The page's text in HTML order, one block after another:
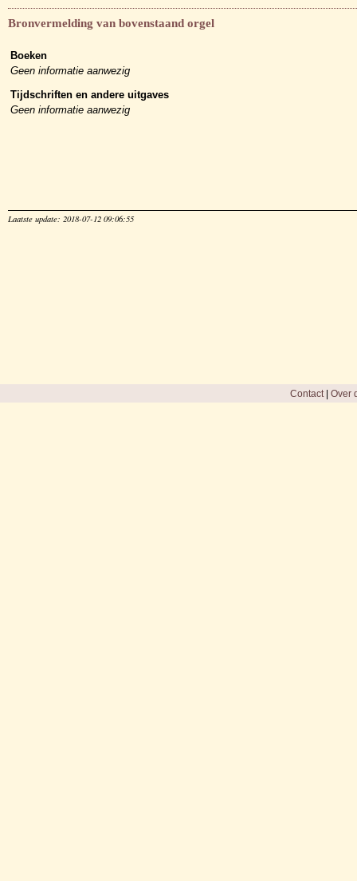
Bronvermelding van bovenstaand orgel
Boeken
Geen informatie aanwezig
Tijdschriften en andere uitgaves
Geen informatie aanwezig
Laatste update: 2018-07-12 09:06:55
Contact| Over